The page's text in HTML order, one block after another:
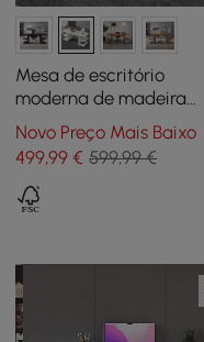
Mesa de escritório
moderna de madeira
branca com 1 gaveta e 4
prateleiras abertas
Novo Preço Mais Baixo
499,99 € 599,99 €